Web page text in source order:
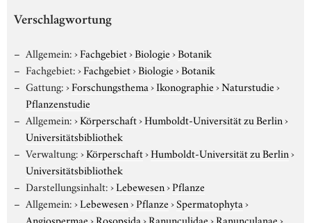
Verschlagwortung
Allgemein:›Fachgebiet›Biologie›Botanik
Fachgebiet:›Fachgebiet›Biologie›Botanik
Gattung:›Forschungsthema›Ikonographie›Naturstudie›
Pflanzenstudie
Allgemein:›Körperschaft›Humboldt-Universität zu Berlin›
Universitätsbibliothek
Verwaltung:›Körperschaft›Humboldt-Universität zu Berlin›
Universitätsbibliothek
Darstellungsinhalt:›Lebewesen›Pflanze
Allgemein:›Lebewesen›Pflanze›Spermatophyta›
Angiospermae›Rosopsida›Ranunculidae›Ranunculanae›